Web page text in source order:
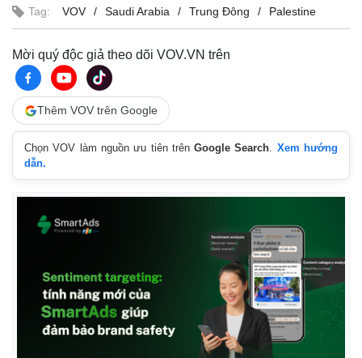
Cuộc sống đó đây
Ảnh
Infographic
Tag: VOV Saudi Arabia Trung Đông Palestine
Mời quý độc giả theo dõi VOV.VN trên
Thêm VOV trên Google
Chọn VOV làm nguồn ưu tiên trênGoogle Search. Xem hướng
dẫn.